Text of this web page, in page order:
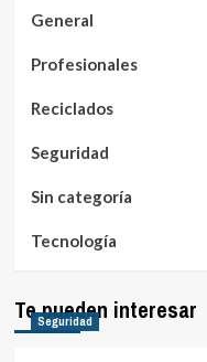
General
Profesionales
Reciclados
Seguridad
Sin categoría
Tecnología
Te pueden interesar
Seguridad